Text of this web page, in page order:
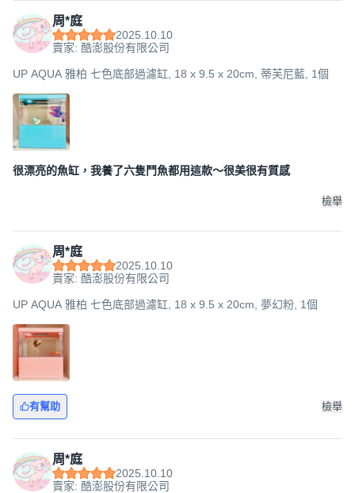
周*庭
2025.10.10
賣家: 酷澎股份有限公司
UP AQUA 雅柏 七色底部過濾缸, 18 x 9.5 x 20cm, 蒂芙尼藍, 1個
很漂亮的魚缸，我養了六隻鬥魚都用這款～很美很有質感
檢舉
周*庭
2025.10.10
賣家: 酷澎股份有限公司
UP AQUA 雅柏 七色底部過濾缸, 18 x 9.5 x 20cm, 夢幻粉, 1個
有幫助 檢舉
周*庭
2025.10.10
賣家: 酷澎股份有限公司